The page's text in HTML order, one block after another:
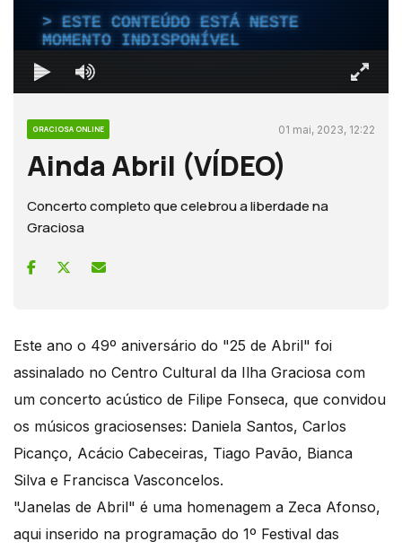
ESTE CONTEÚDO ESTÁ NESTE
MOMENTO INDISPONÍVEL
GRACIOSA ONLINE 01 mai, 2023, 12:22
Ainda Abril (VÍDEO)
Concerto completo que celebrou a liberdade na
Graciosa
Este ano o 49º aniversário do "25 de Abril" foi
assinalado no Centro Cultural da Ilha Graciosa com
um concerto acústico de Filipe Fonseca, que convidou
os músicos graciosenses: Daniela Santos, Carlos
Picanço, Acácio Cabeceiras, Tiago Pavão, Bianca
Silva e Francisca Vasconcelos.
"Janelas de Abril" é uma homenagem a Zeca Afonso,
aqui inserido na programação do 1º Festival das